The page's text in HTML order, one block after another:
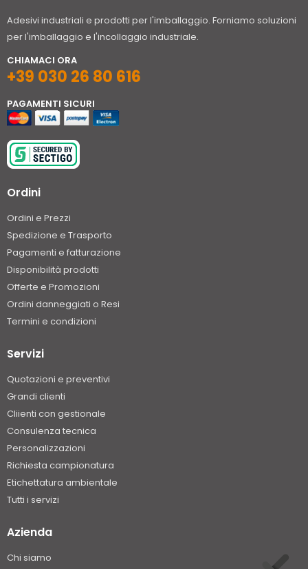
Adesivi industriali e prodotti per l'imballaggio. Forniamo soluzioni
per l'imballaggio e l'incollaggio industriale.
CHIAMACI ORA
+39 030 26 80 616
PAGAMENTI SICURI
Ordini
Ordini e Prezzi
Spedizione e Trasporto
Pagamenti e fatturazione
Disponibilità prodotti
Offerte e Promozioni
Ordini danneggiati o Resi
Termini e condizioni
Servizi
Quotazioni e preventivi
Grandi clienti
Cliienti con gestionale
Consulenza tecnica
Personalizzazioni
Richiesta campionatura
Etichettatura ambientale
Tutti i servizi
Azienda
Chi siamo